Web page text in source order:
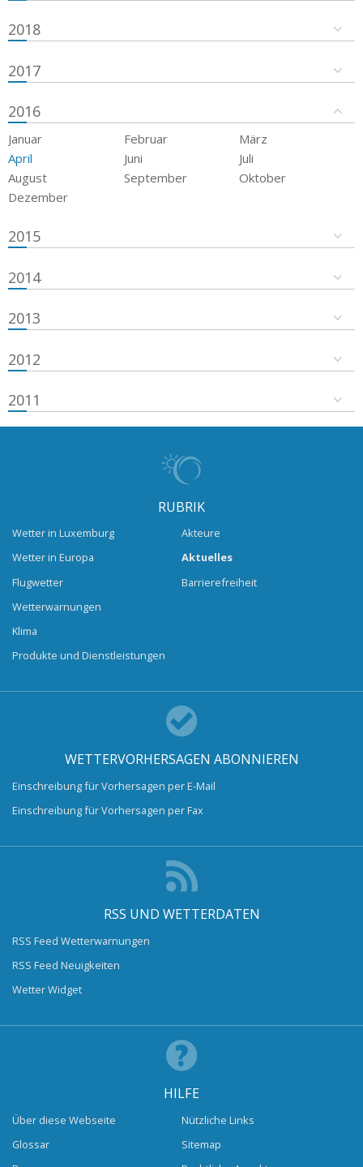
2018
2017
2016
Januar Februar
März
April
Juni
Juli
August
September
Oktober
Dezember
2015
2014
2013
2012
2011
RUBRIK
Wetter in Luxemburg
Wetter in Europa
Flugwetter
Wetterwarnungen
Klima
Produkte und Dienstleistungen
Akteure
Aktuelles
Barrierefreiheit
WETTERVORHERSAGEN ABONNIEREN
Einschreibung für Vorhersagen per E-Mail
Einschreibung für Vorhersagen per Fax
RSS UND WETTERDATEN
RSS Feed Wetterwarnungen
RSS Feed Neuigkeiten
Wetter Widget
HILFE
Über diese Webseite
Glossar
Nützliche Links
Sitemap